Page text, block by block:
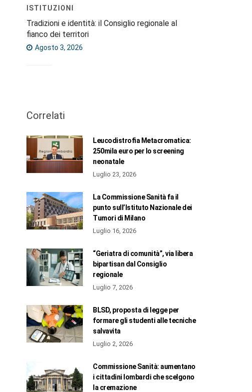
ISTITUZIONI
Tradizioni e identità: il Consiglio regionale al
fianco dei territori
Agosto 3, 2026
Correlati
Leucodistrofia Metacromatica:
250mila euro per lo screening
neonatale
Luglio 23, 2026
La Commissione Sanità fa il
punto sull’Istituto Nazionale dei
Tumori di Milano
Luglio 16, 2026
“Geriatra di comunità”, via libera
bipartisan dal Consiglio
regionale
Luglio 7, 2026
BLSD, proposta di legge per
formare gli studenti alle tecniche
salvavita
Luglio 2, 2026
Commissione Sanità: aumentano
i cittadini lombardi che scelgono
la cremazione